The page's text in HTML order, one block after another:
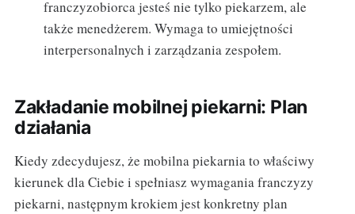
franczyzobiorca jesteś nie tylko piekarzem, ale
także menedżerem. Wymaga to umiejętności
interpersonalnych i zarządzania zespołem.
Zakładanie mobilnej piekarni: Plan
działania
Kiedy zdecydujesz, że mobilna piekarnia to właściwy
kierunek dla Ciebie i spełniasz wymagania franczyzy
piekarni, następnym krokiem jest konkretny plan